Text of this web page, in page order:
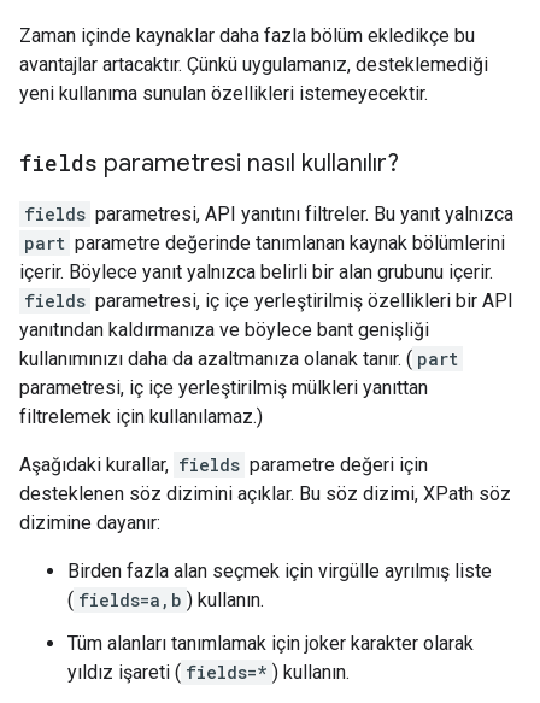
Zaman içinde kaynaklar daha fazla bölüm ekledikçe bu
avantajlar artacaktır. Çünkü uygulamanız, desteklemediği
yeni kullanıma sunulan özellikleri istemeyecektir.
fields parametresi nasıl kullanılır?
fields parametresi, API yanıtını filtreler. Bu yanıt yalnızca
part parametre değerinde tanımlanan kaynak bölümlerini
içerir. Böylece yanıt yalnızca belirli bir alan grubunu içerir.
fields parametresi, iç içe yerleştirilmiş özellikleri bir API
yanıtından kaldırmanıza ve böylece bant genişliği
kullanımınızı daha da azaltmanıza olanak tanır. ( part
parametresi, iç içe yerleştirilmiş mülkleri yanıttan
filtrelemek için kullanılamaz.)
Aşağıdaki kurallar, fields parametre değeri için
desteklenen söz dizimini açıklar. Bu söz dizimi, XPath söz
dizimine dayanır:
Birden fazla alan seçmek için virgülle ayrılmış liste
( fields=a,b ) kullanın.
Tüm alanları tanımlamak için joker karakter olarak
yıldız işareti ( fields=* ) kullanın.